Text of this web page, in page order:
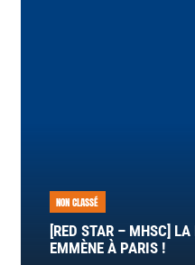
NON CLASSÉ
[RED STAR – MHSC]
EMMÈNE À PARIS !